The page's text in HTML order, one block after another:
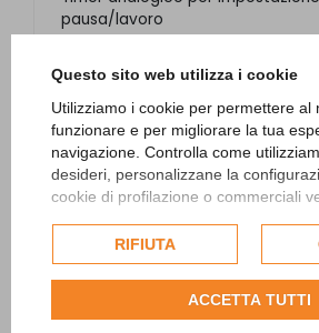
Questo sito web utilizza i cookie
Utilizziamo i cookie per permettere al
funzionare e per migliorare la tua
navigazione. Controlla come
desideri, personalizzane la
cookie di profilazione o commerciali
dell'utente e, se consentito,
per personalizzare gli annunci
informazioni su come Google utilizza
politica sulla privacy di
RIFIUTA
ACCETTA TUTTI
pausa/lavoro
Piano di appoggio in legno
Colore bianco/arancione.
PRODOTTI